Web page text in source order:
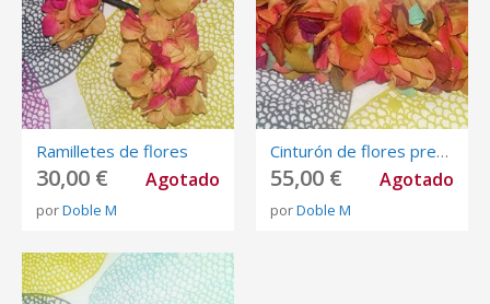
Ramilletes de flores
30,00 € Agotado
porDoble M
Cinturón de flores preservadas
55,00 € Agotado
porDoble M